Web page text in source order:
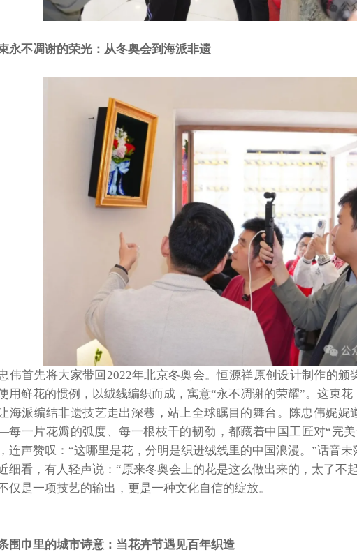
永不凋谢的荣光：从冬奥会到海派非遗
伟首先将大家带回 2022年北京冬奥会。恒源祥原创设计制作的颁
用鲜花的惯例，以绒线编织而成，寓意“永不凋谢的荣耀”。这束花
海派编结非遗技艺走出深巷，站上全球瞩目的舞台。陈忠伟娓娓
一片花瓣的弧度、每一根枝干的韧劲，都藏着中国工匠对“完
连声赞叹：“这哪里是花，分明是织进绒线里的中国浪漫。”话音
细看，有人轻声说：“原来冬奥会上的花是这么做出来的，太了不
仅是一项技艺的输出，更是一种文化自信的绽放。
围巾里的城市诗意：当花卉节遇见百年织造